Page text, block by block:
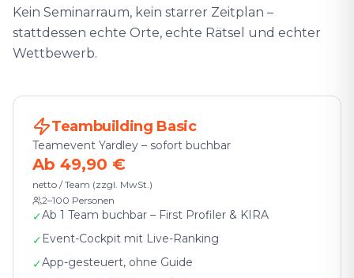
Kein Seminarraum, kein starrer Zeitplan –
stattdessen echte Orte, echte Rätsel und echter
Wettbewerb.
Teambuilding Basic
Teamevent Yardley – sofort buchbar
Ab 49,90 €
netto / Team (zzgl. MwSt.)
2–100 Personen
✓Ab 1 Team buchbar – First Profiler & KIRA
✓ Event-Cockpit mit Live-Ranking
✓App-gesteuert, ohne Guide